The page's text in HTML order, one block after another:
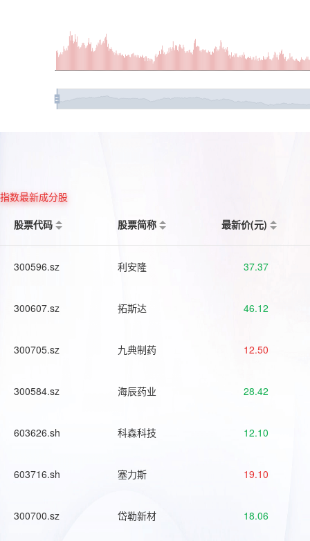
指数最新成分股
股票代码
股票简称 最新价(元)
300596.sz 利安隆 37.37
300607.sz 拓斯达 46.12
300705.sz 九典制药 12.50
300584.sz 海辰药业 28.42
603626.sh 科森科技 12.10
603716.sh 塞力斯 19.10
300700.sz 岱勒新材 18.06